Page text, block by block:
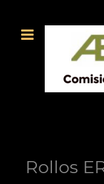
Rollos